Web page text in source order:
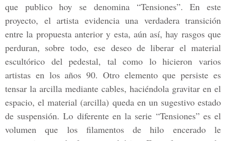
que publico hoy se denomina “Tensiones”. En este
proyecto, el artista evidencia una verdadera transición
entre la propuesta anterior y esta, aún así, hay rasgos que
perduran, sobre todo, ese deseo de liberar el material
escultórico del pedestal, tal como lo hicieron varios
artistas en los años 90. Otro elemento que persiste es
tensar la arcilla mediante cables, haciéndola gravitar en el
espacio, el material (arcilla) queda en un sugestivo estado
de suspensión. Lo diferente en la serie “Tensiones” es el
volumen que los filamentos de hilo encerado le